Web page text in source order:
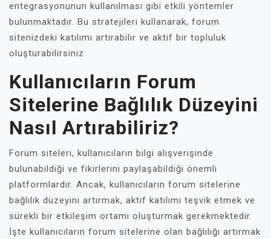
entegrasyonunun kullanılması gibi etkili yöntemler
bulunmaktadır. Bu stratejileri kullanarak, forum
sitenizdeki katılımı artırabilir ve aktif bir topluluk
oluşturabilirsiniz.
Kullanıcıların Forum
Sitelerine Bağlılık Düzeyini
Nasıl Artırabiliriz?
Forum siteleri, kullanıcıların bilgi alışverişinde
bulunabildiği ve fikirlerini paylaşabildiği önemli
platformlardır. Ancak, kullanıcıların forum sitelerine
bağlılık düzeyini artırmak, aktif katılımı teşvik etmek ve
sürekli bir etkileşim ortamı oluşturmak gerekmektedir.
İşte kullanıcıların forum sitelerine olan bağlılığı artırmak